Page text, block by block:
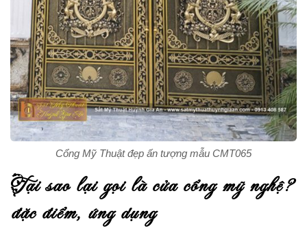
Mẫu cổng mỹ nghệ sắt
đơn giản cho nhà tầng
Mẫu cổng sắt nghệ
thuật giá rẻ cho nhà
ống
Lưu ý lựa chọn và thi
công cửa sắt mỹ nghệ
Lựa chọn mẫu mã cửa
sắt mỹ thuật
Chọn đơn vị thi công uy
tí, chất lượng
thuật Huỳnh Gia An thi
công tại TPHCM
Cổng Mỹ Thuật đẹp ấn tượng mẫu CMT065
tại sao lại gọi là cửa cổng mỹ nghệ?
đặc điểm, ứng dụng